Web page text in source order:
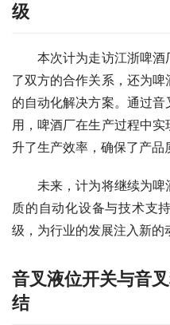
级
本次计为走访江浙啤酒
了双方的合作关系，还为
的自动化解决方案。通过
用，啤酒厂在生产过程中
升了生产效率，确保了产品
未来，计为将继续为啤
质的自动化设备与技术支
级，为行业的发展注入新的
音叉液位开关与音
结